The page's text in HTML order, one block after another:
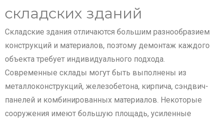
складских зданий
Складские здания отличаются большим разнообразием
конструкций и материалов, поэтому демонтаж каждого
объекта требует индивидуального подхода.
Современные склады могут быть выполнены из
металлоконструкций, железобетона, кирпича, сэндвич-
панелей и комбинированных материалов. Некоторые
сооружения имеют большую площадь, усиленные